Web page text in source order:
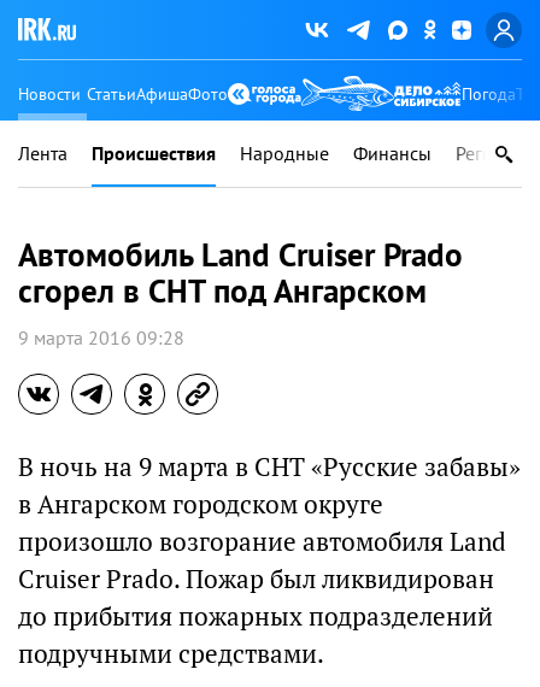
Новости СтатьиАфишаФото Погода
Лента Происшествия Народные Финансы Регионы
Автомобиль Land Cruiser Prado
сгорел в СНТ под Ангарском
9 марта 2016 09:28
В ночь на 9 марта в СНТ «Русские забавы»
в Ангарском городском округе
произошло возгорание автомобиля Land
Cruiser Prado. Пожар был ликвидирован
до прибытия пожарных подразделений
подручными средствами.